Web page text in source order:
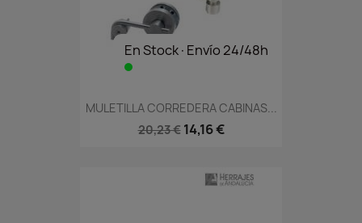
En Stock·Envío 24/48h
MULETILLA CORREDERA CABINAS...
20,23 € 14,16 €